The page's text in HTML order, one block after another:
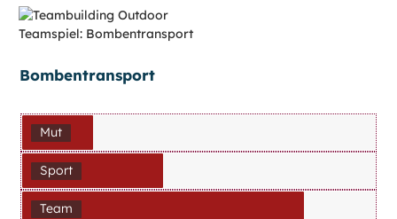
Bombentransport
Mut
Sport
Team